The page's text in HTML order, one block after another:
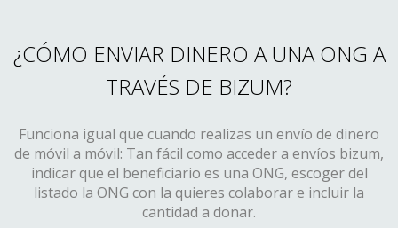
¿CÓMO ENVIAR DINERO A UNA ONG A
TRAVÉS DE BIZUM?
Funciona igual que cuando realizas un envío de dinero
de móvil a móvil: Tan fácil como acceder a envíos bizum,
indicar que el beneficiario es una ONG, escoger del
listado la ONG con la quieres colaborar e incluir la
cantidad a donar.